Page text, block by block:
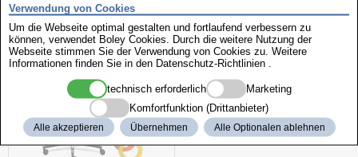
Uhrenöl Kombiprüfgerät
Verwendung von Cookies
Um die Webseite optimal gestalten und fortlaufend verbessern zu
können, verwendet Boley Cookies. Durch die weitere Nutzung der
Webseite stimmen Sie der Verwendung von Cookies zu. Weitere
Informationen finden Sie in den Datenschutz-Richtlinien
technisch erforderlich
Marketing
Komfortfunktion (Drittanbieter)
Alle akzeptieren Übernehmen Alle Optionalen ablehnen